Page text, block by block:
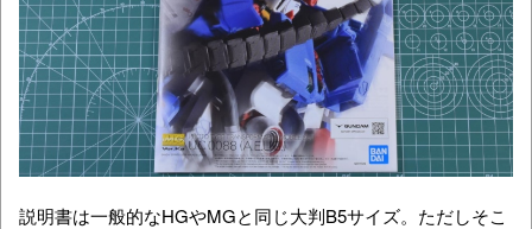
説明書は一般的なHGやMGと同じ大判B5サイズ。ただしそこ